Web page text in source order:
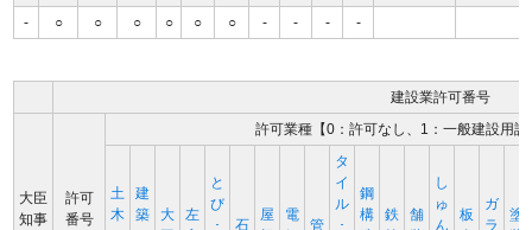
- ○ ○ ○ ○ ○ ○ - - - -
建設業許可番号
大臣
知事
許可
番号
許可業種【0：許可なし、1：一般建設用
土
木
建
築
大
左
と
び
･
石
屋
電
管
タ
イ
ル
･
鋼
構
鉄
舗
し
ゅ
ん
板
ガ
ラ
塗